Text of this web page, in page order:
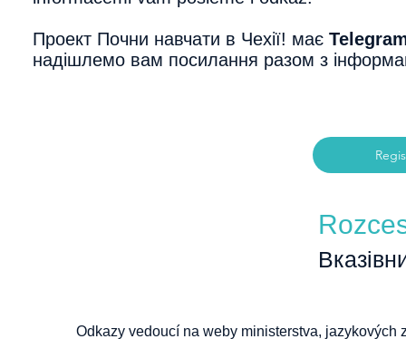
Проект Почни навчати в Чехії! має
надішлемо вам посилання разом з
Odkazy vedoucí na weby ministerstva,